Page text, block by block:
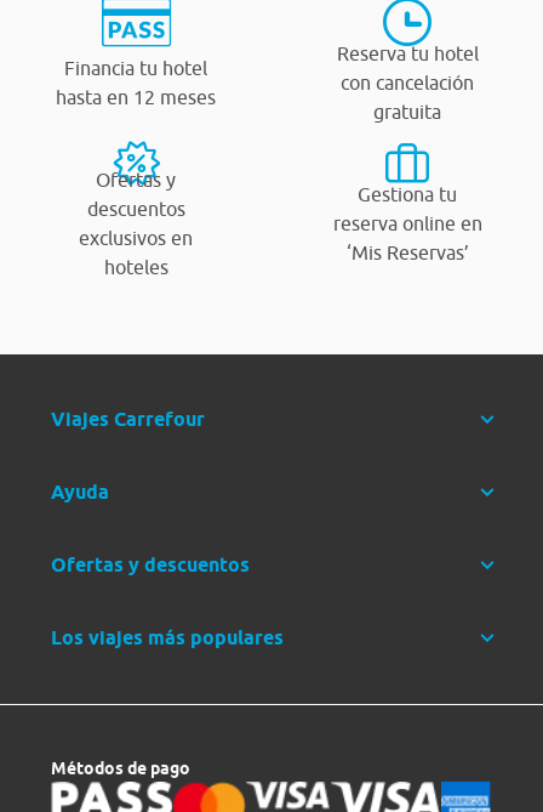
Financia tu hotel
hasta en 12 meses
Reserva tu hotel
con cancelación
gratuita
Ofertas y
descuentos
exclusivos en
hoteles
Gestiona tu
reserva online en
‘Mis Reservas’
Viajes Carrefour
Ayuda
Ofertas y descuentos
Los viajes más populares
Métodos de pago